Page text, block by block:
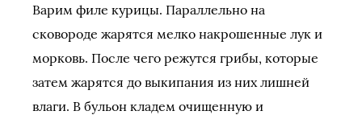
Варим филе курицы. Параллельно на
сковороде жарятся мелко накрошенные лук и
морковь. После чего режутся грибы, которые
затем жарятся до выкипания из них лишней
влаги. В бульон кладем очищенную и